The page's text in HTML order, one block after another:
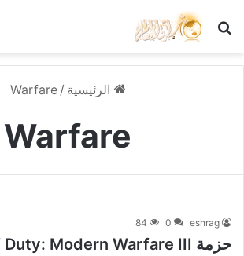
بحث عن
الرئيسية /
Warfare
Warfare
eshrag
0
84